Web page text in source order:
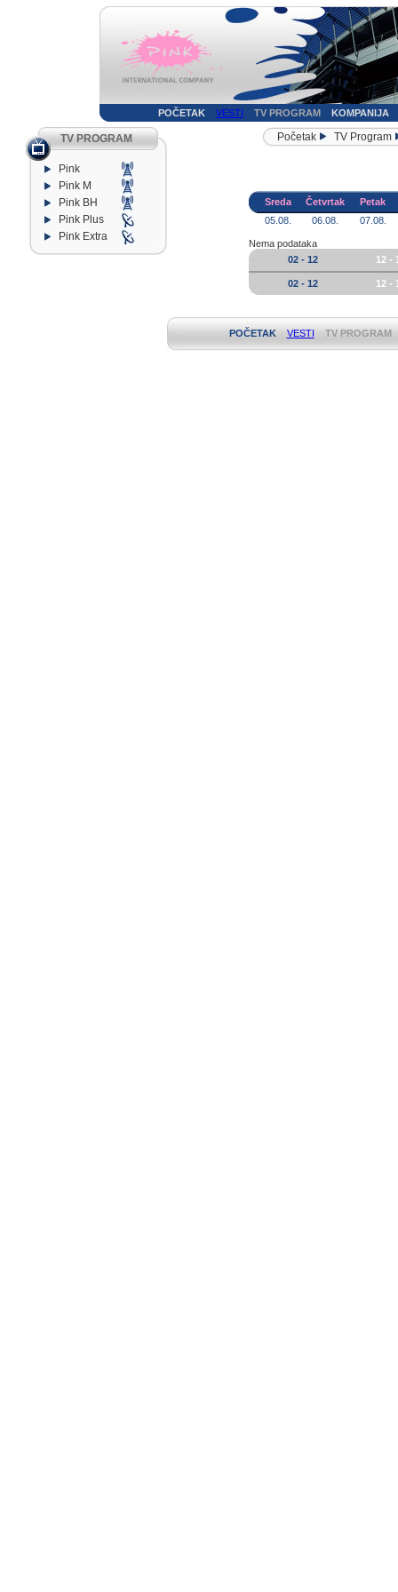
POČETAK VESTI TV PROGRAM KOMPANIJA
TV PROGRAM
Pink
Pink M
Pink BH
Pink Plus
Pink Extra
Početak TV Program
Sreda Četvrtak
Petak
05.08.
06.08. 07.08.
Nema podataka
02 - 12
12 -
02 - 12 12 -
POČETAK VESTI TV PROGRAM